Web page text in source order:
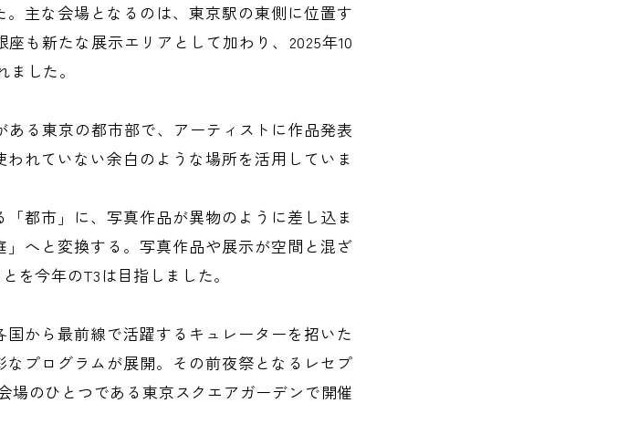
主な会場となるのは、東京駅の東側に位置す
も新たな展示エリアとして加わり、2025年10
した。
る東京の都市部で、アーティストに作品発表
れていない余白のような場所を活用していま
都市」に、写真作品が異物のように差し込ま
へと変換する。写真作品や展示が空間と混ざ
を今年のT3は目指しました。
から最前線で活躍するキュレーターを招いた
プログラムが展開。その前夜祭となるレセプ
場のひとつである東京スクエアガーデンで開催